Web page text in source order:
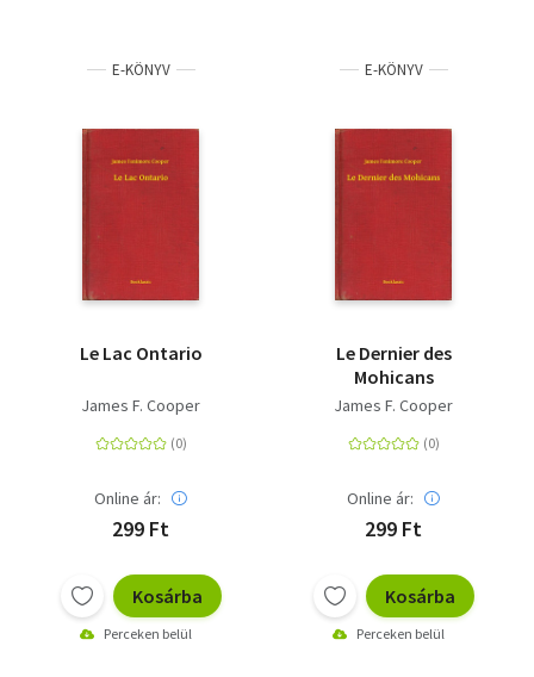
E-KÖNYV
Le Lac Ontario
James F. Cooper
Online ár:
299 Ft
Kosárba
Perceken belül
E-KÖNYV
Le Dernier des
Mohicans
James F. Cooper
Online ár:
299 Ft
Kosárba
Perceken belül